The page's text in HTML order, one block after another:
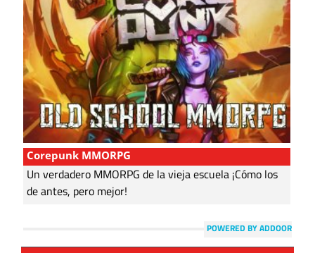
Corepunk MMORPG
Un verdadero MMORPG de la vieja escuela ¡Cómo los
de antes, pero mejor!
POWERED BY ADDOOR